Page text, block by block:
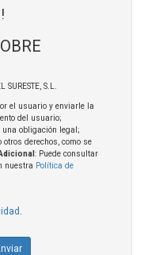
S.L.
el usuario y enviarle la
del usuario;
una obligación legal;
derechos, como se
: Puede consultar
nuestra Política de